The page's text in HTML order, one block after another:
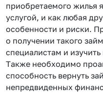
приобретаемого жилья
услугой, и как любая
особенности и риски.
о получении такого
специалистам и
Также необходимо
способность вернуть
непредвиденных